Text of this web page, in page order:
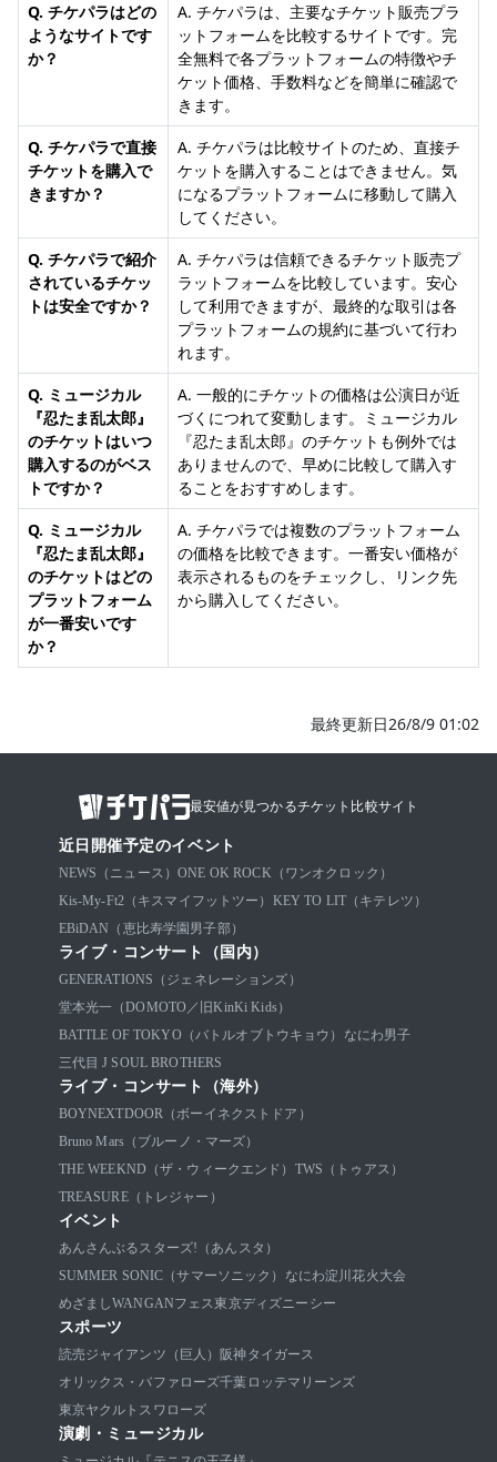
Q. チケパラはどの
ようなサイトです
か？
A. チケパラは、主要なチケット販売プラ
ットフォームを比較するサイトです。完
全無料で各プラットフォームの特徴やチ
ケット価格、手数料などを簡単に確認で
きます。
Q. チケパラで直接
チケットを購入で
きますか？
A. チケパラは比較サイトのため、直接チ
ケットを購入することはできません。気
になるプラットフォームに移動して購入
してください。
Q. チケパラで紹介
されているチケッ
トは安全ですか？
A. チケパラは信頼できるチケット販売プ
ラットフォームを比較しています。安心
して利用できますが、最終的な取引は各
プラットフォームの規約に基づいて行わ
れます。
Q. ミュージカル
『忍たま乱太郎』
のチケットはいつ
購入するのがベス
トですか？
A. 一般的にチケットの価格は公演日が近
づくにつれて変動します。ミュージカル
『忍たま乱太郎』のチケットも例外では
ありませんので、早めに比較して購入す
ることをおすすめします。
Q. ミュージカル
『忍たま乱太郎』
のチケットはどの
プラットフォーム
が一番安いです
か？
A. チケパラでは複数のプラットフォーム
の価格を比較できます。一番安い価格が
表示されるものをチェックし、リンク先
から購入してください。
最終更新日26/8/9 01:02
最安値が見つかるチケット比較サイト
近日開催予定のイベント
NEWS（ニュース） ONE OK ROCK（ワンオクロック）
Kis-My-Ft2（キスマイフットツー） KEY TO LIT（キテレツ）
EBiDAN（恵比寿学園男子部）
ライブ・コンサート（国内）
GENERATIONS（ジェネレーションズ）
堂本光一（DOMOTO／旧KinKi Kids）
BATTLE OF TOKYO（バトルオブトウキョウ）
なにわ男子
三代目 J SOUL BROTHERS
ライブ・コンサート（海外）
BOYNEXTDOOR（ボーイネクストドア）
Bruno Mars（ブルーノ・マーズ）
THE WEEKND（ザ・ウィークエンド） TWS（トゥアス）
TREASURE（トレジャー）
イベント
あんさんぶるスターズ!（あんスタ）
SUMMER SONIC（サマーソニック） なにわ淀川花火大会
めざましWANGANフェス東京ディズニーシー
スポーツ
読売ジャイアンツ（巨人）
阪神タイガース
オリックス・バファローズ千葉ロッテマリーンズ
東京ヤクルトスワローズ
演劇・ミュージカル